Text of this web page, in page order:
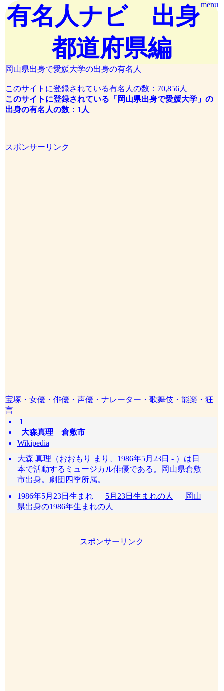
menu
有名人ナビ 出身
都道府県編
岡山県出身で愛媛大学の出身の有名人
このサイトに登録されている有名人の数：70,856人
このサイトに登録されている「岡山県出身で愛媛大学」の
出身の有名人の数：1人
スポンサーリンク
宝塚・女優・俳優・声優・ナレーター・歌舞伎・能楽・狂
言
1
大森真理 倉敷市
Wikipedia
大森 真理（おおもり まり、1986年5月23日 - ）は日
本で活動するミュージカル俳優である。岡山県倉敷
市出身。劇団四季所属。
1986年5月23日生まれ 5月23日生まれの人
岡山
県出身の1986年生まれの人
スポンサーリンク